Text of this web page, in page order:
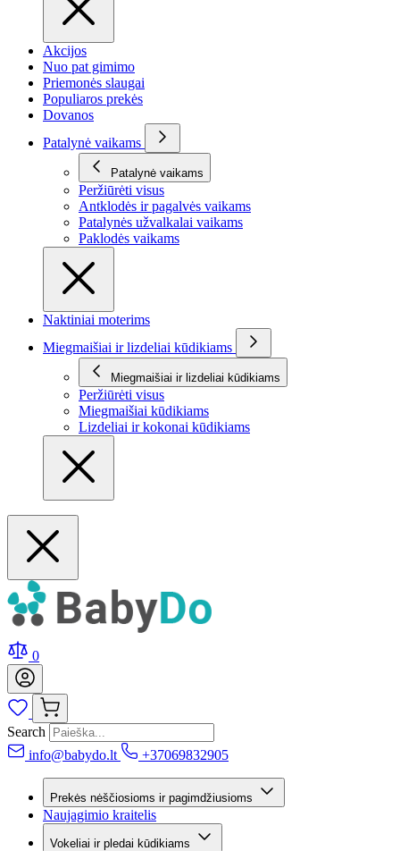
Akcijos
Nuo pat gimimo
Priemonės slaugai
Populiaros prekės
Dovanos
Patalynė vaikams
Patalynė vaikams
Peržiūrėti visus
Antklodės ir pagalvės vaikams
Patalynės užvalkalai vaikams
Paklodės vaikams
Naktiniai moterims
Miegmaišiai ir lizdeliai kūdikiams
Miegmaišiai ir lizdeliai kūdikiams
Peržiūrėti visus
Miegmaišiai kūdikiams
Lizdeliai ir kokonai kūdikiams
0
Search
info@babydo.lt
+37069832905
Prekės nėščiosioms ir pagimdžiusioms
Naujagimio kraitelis
Vokeliai ir pledai kūdikiams